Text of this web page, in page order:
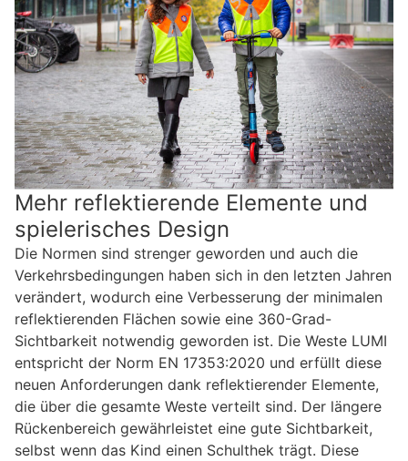
Mehr reflektierende Elemente und
spielerisches Design
Die Normen sind strenger geworden und auch die
Verkehrsbedingungen haben sich in den letzten Jahren
verändert, wodurch eine Verbesserung der minimalen
reflektierenden Flächen sowie eine 360-Grad-
Sichtbarkeit notwendig geworden ist. Die Weste LUMI
entspricht der Norm EN 17353:2020 und erfüllt diese
neuen Anforderungen dank reflektierender Elemente,
die über die gesamte Weste verteilt sind. Der längere
Rückenbereich gewährleistet eine gute Sichtbarkeit,
selbst wenn das Kind einen Schulthek trägt. Diese